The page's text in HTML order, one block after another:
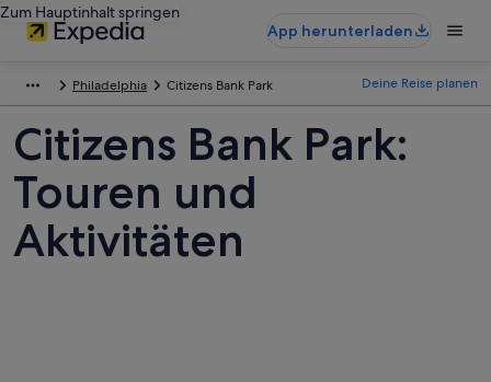
Zum Hauptinhalt springen
App herunterladen
Philadelphia Citizens Bank Park Deine Reise planen
Citizens Bank Park:
Touren und
Aktivitäten